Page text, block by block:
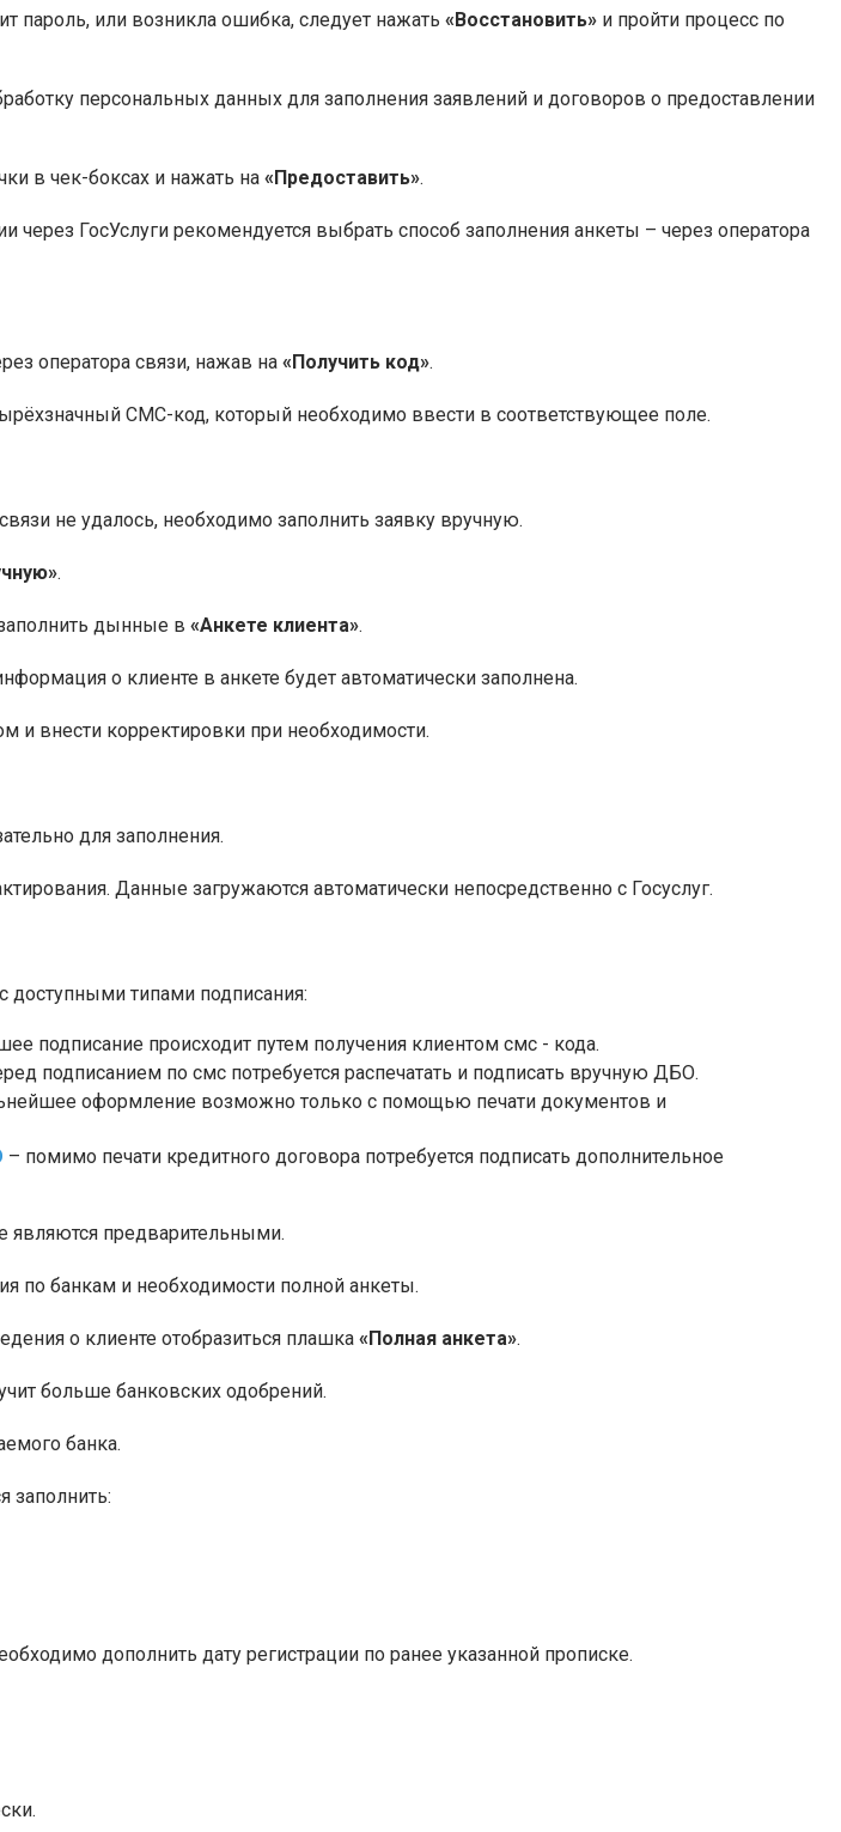
пароль, или возникла ошибка, следует нажать «Восстановить» и пройти процесс по
персональных данных для заполнения заявлений и договоров о предоставлении
в чек-боксах и нажать на «Предоставить».
ГосУслуги рекомендуется выбрать способ заполнения анкеты – через оператора
оператора связи, нажав на «Получить код».
СМС-код, который необходимо ввести в соответствующее поле.
не удалось, необходимо заполнить заявку вручную.
.
дынные в «Анкете клиента».
о клиенте в анкете будет автоматически заполнена.
и внести корректировки при необходимости.
для заполнения.
Данные загружаются автоматически непосредственно с Госуслуг.
доступными типами подписания:
подписание происходит путем получения клиентом смс - кода.
подписанием по смс потребуется распечатать и подписать вручную ДБО.
оформление возможно только с помощью печати документов и
– помимо печати кредитного договора потребуется подписать дополнительное
предварительными.
по банкам и необходимости полной анкеты.
о клиенте отобразиться плашка «Полная анкета».
больше банковских одобрений.
банка.
заполнить:
дополнить дату регистрации по ранее указанной прописке.